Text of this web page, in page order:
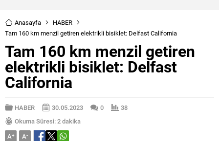
Anasayfa
HABER
Tam 160 km menzil getiren elektrikli bisiklet: Delfast California
Tam 160 km menzil getiren
elektrikli bisiklet: Delfast
California
HABER 30.05.2023 0
38
Okuma Süresi: 2 dakika
A+ A-